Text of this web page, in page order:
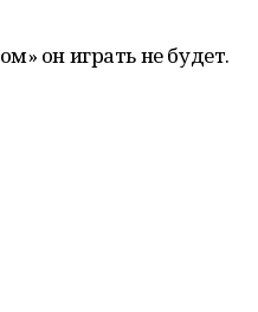
он играть не будет.